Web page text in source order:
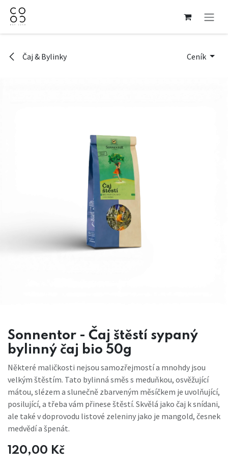
Přejít na obsah
Čaj & Bylinky Ceník
Sonnentor - Čaj štěstí sypaný
bylinný čaj bio 50g
Některé maličkosti nejsou samozřejmostí a mnohdy jsou
velkým štěstím. Tato bylinná směs s meduňkou, osvěžující
mátou, slézem a slunečně zbarveným měsíčkem je uvolňující,
posilující, a třeba vám přinese štěstí. Skvělá jako čaj k snídani,
ale také v doprovodu listové zeleniny jako je mangold, česnek
medvědí a špenát.
120,00 Kč